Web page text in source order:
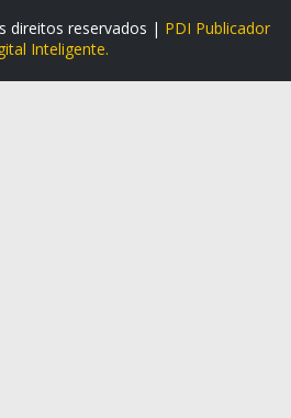
direitos reservados | PDI Publicador
Inteligente.